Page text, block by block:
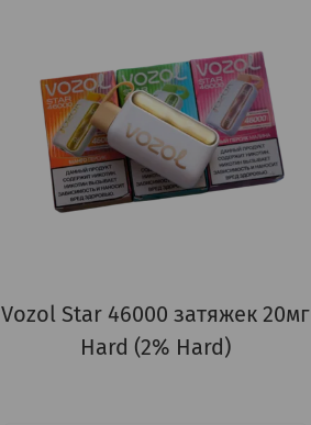
Vozol Star 46000 затяжек 20мг
Hard (2% Hard)